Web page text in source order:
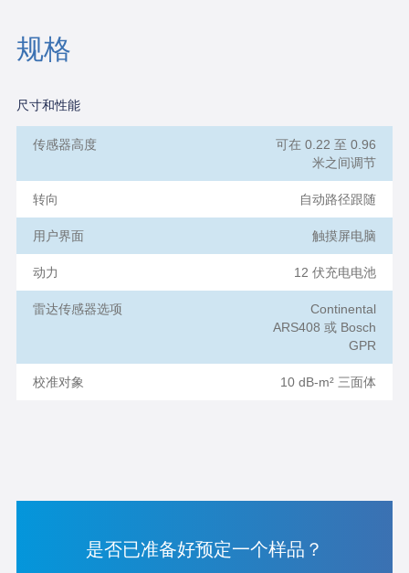
规格
尺寸和性能
传感器高度
可在 0.22 至 0.96
米之间调节
转向 自动路径跟随
用户界面 触摸屏电脑
动力 12 伏充电电池
雷达传感器选项
Continental
ARS408 或 Bosch
GPR
校准对象 10 dB-m² 三面体
是否已准备好预定一个样品？